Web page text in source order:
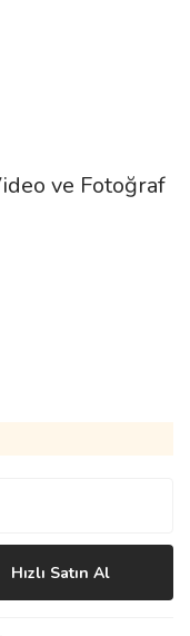
ve Fotoğraf
Hızlı Satın Al